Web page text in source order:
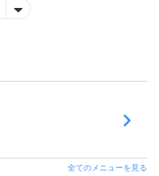
全てのメニューを見る